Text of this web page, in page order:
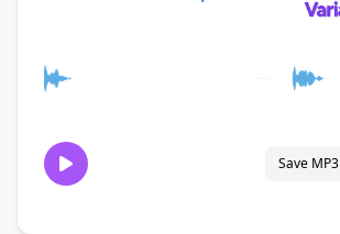
Save MP3